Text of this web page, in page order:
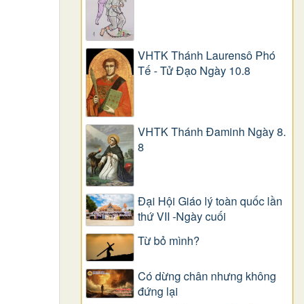
VHTK Thánh Laurensô Phó
Tế - Tử Đạo Ngày 10.8
VHTK Thánh Đaminh Ngày 8.
8
Đại Hội Giáo lý toàn quốc lần
thứ VII -Ngày cuối
Từ bỏ mình?
Có dừng chân nhưng không
đứng lại